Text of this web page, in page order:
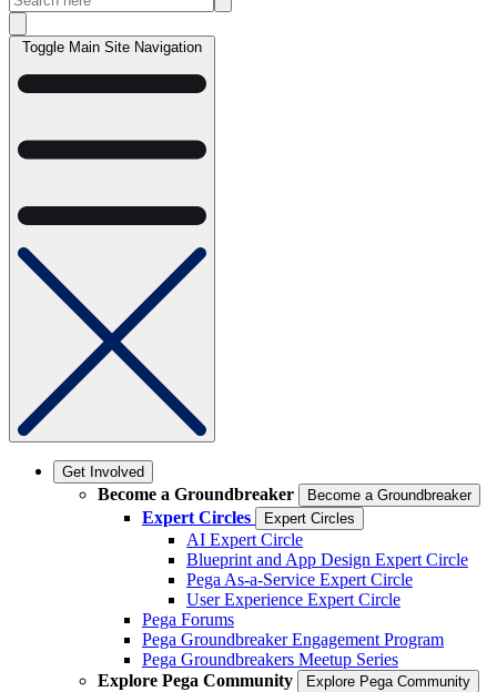
Toggle Main Site Navigation
Get Involved
Become a Groundbreaker Become a Groundbreaker
Expert Circles Expert Circles
AI Expert Circle
Blueprint and App Design Expert Circle
Pega As-a-Service Expert Circle
User Experience Expert Circle
Pega Forums
Pega Groundbreaker Engagement Program
Pega Groundbreakers Meetup Series
Explore Pega Community
Explore Pega Community